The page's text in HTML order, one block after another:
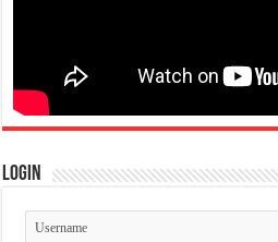
Login